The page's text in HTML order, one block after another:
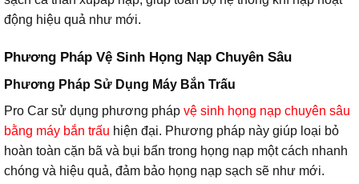
động hiệu quả như mới.
Phương Pháp Vệ Sinh Họng Nạp Chuyên Sâu
Phương Pháp Sử Dụng Máy Bắn Trấu
Pro Car sử dụng phương pháp vệ sinh họng nạp chuyên sâu
bằng máy bắn trấu hiện đại. Phương pháp này giúp loại bỏ
hoàn toàn cặn bã và bụi bẩn trong họng nạp một cách nhanh
chóng và hiệu quả, đảm bảo họng nạp sạch sẽ như mới.